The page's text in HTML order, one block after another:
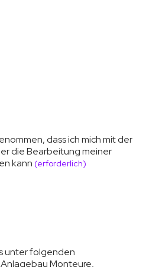
dass ich mich mit der
die Bearbeitung meiner
kann (erforderlich)
unter folgenden
Anlagebau Monteure,